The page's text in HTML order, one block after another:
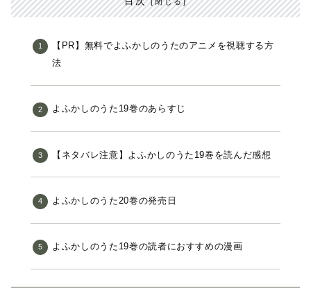
【PR】無料でよふかしのうたのアニメを視聴する方
法
よふかしのうた19巻のあらすじ
【ネタバレ注意】よふかしのうた19巻を読んだ感想
よふかしのうた20巻の発売日
よふかしのうた19巻の読者におすすめの漫画